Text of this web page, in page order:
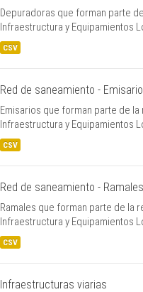
Depuradoras que forman parte
Infraestructura y Equipamientos
CSV
Red de saneamiento -
Emisarios que forman parte de
Infraestructura y Equipamientos
CSV
Red de saneamiento - Ramales
Ramales que forman parte de la
Infraestructura y Equipamientos
CSV
Infraestructuras viarias